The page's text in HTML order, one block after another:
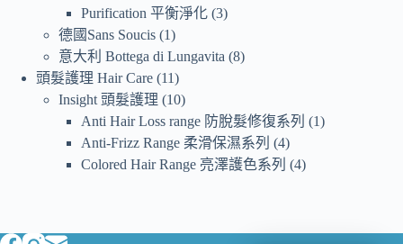
Purification 平衡淨化 3
德國Sans Soucis 1
意大利 Bottega di Lungavita 8
頭髮護理 Hair Care 11
Insight 頭髮護理
10
Anti Hair Loss range 防脫髮修復系列
1
Anti-Frizz Range 柔滑保濕系列
4
Colored Hair Range 亮澤護色系列
4